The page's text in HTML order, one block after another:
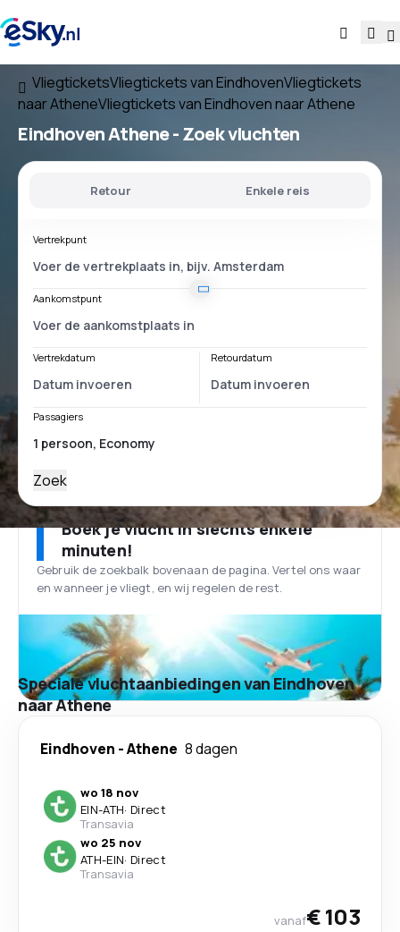
VliegticketsVliegtickets van EindhovenVliegtickets
naar AtheneVliegtickets van Eindhoven naar Athene
Eindhoven Athene- Zoek vluchten
Retour Enkele reis
Vertrekpunt
Aankomstpunt
Vertrekdatum Retourdatum
Passagiers
Zoek
Boek je vlucht in slechts enkele
minuten!
Gebruik de zoekbalk bovenaan de pagina. Vertel ons waar
en wanneer je vliegt, en wij regelen de rest.
Speciale vluchtaanbiedingen van Eindhoven
naar Athene
Eindhoven -Athene 8 dagen
wo 18 nov
EIN-ATH· Direct
Transavia
wo 25 nov
ATH-EIN· Direct
Transavia
vanaf€ 103